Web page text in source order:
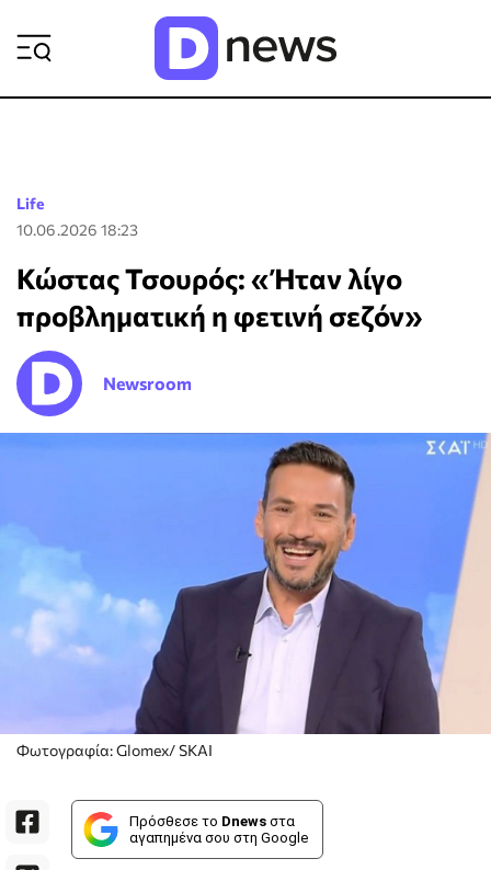
Life
10.06.2026 18:23
Κώστας Τσουρός: «Ήταν λίγο
προβληματική η φετινή σεζόν»
Newsroom
Φωτογραφία: Glomex/ SKAI
Πρόσθεσε το Dnews στα
αγαπημένα σου στη Google